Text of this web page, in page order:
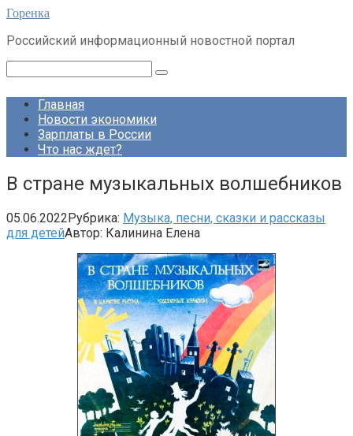
Перейти
контенту
Горенка
Российский информационный новостной портал
Главная
Новости экономики
Зарплаты в России
Что нас ждет?
В стране музыкальных волшебников
05.06.2022Рубрика: Музыка, песни, сказки и рассказы
для детейАвтор: Калинина Елена